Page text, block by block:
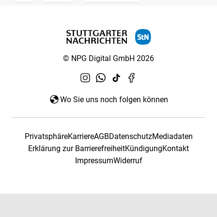
© NPG Digital GmbH 2026
Wo Sie uns noch folgen können
PrivatsphäreKarriereAGBDatenschutzMediadaten
Erklärung zur BarrierefreiheitKündigungKontakt
ImpressumWiderruf